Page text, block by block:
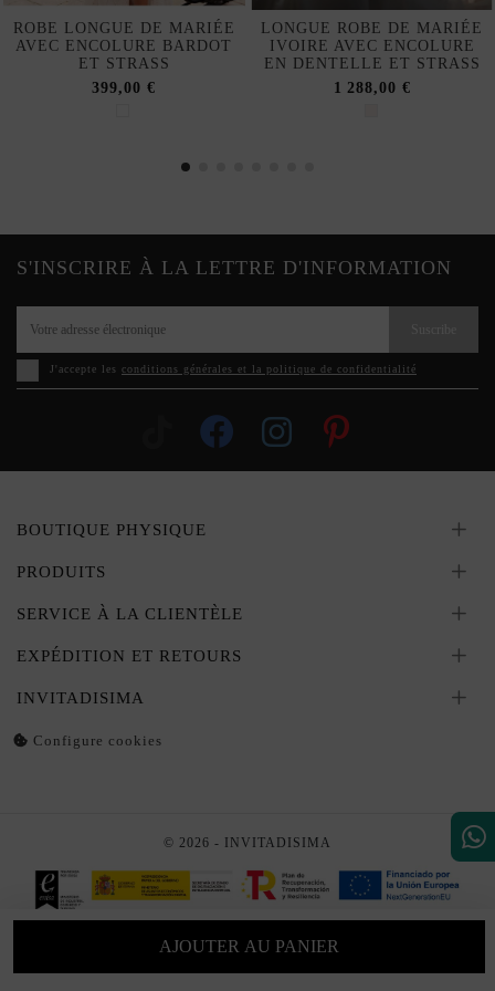
AJOUTER AU PANIER
ROBE LONGUE DE MARIÉE
AVEC ENCOLURE BARDOT
ET STRASS
399,00 €
LONGUE ROBE DE MARIÉE
IVOIRE AVEC ENCOLURE
EN DENTELLE ET STRASS
1 288,00 €
S'INSCRIRE À LA LETTRE D'INFORMATION
J'accepte les conditions générales et la politique de confidentialité
BOUTIQUE PHYSIQUE
PRODUITS
SERVICE À LA CLIENTÈLE
EXPÉDITION ET RETOURS
INVITADISIMA
Configure cookies
© 2026 - INVITADISIMA